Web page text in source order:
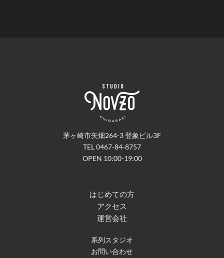
茅ヶ崎市矢畑264-3 登象ビル3F
TEL 0467-84-8757
OPEN 10:00-19:00
はじめての方
アクセス
運営会社
系列スタジオ
お問い合わせ